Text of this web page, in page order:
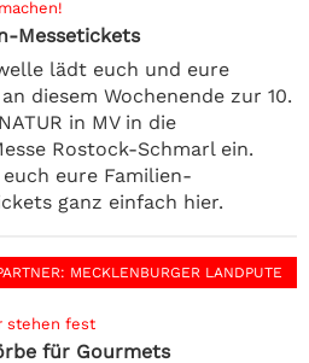
Messetickets
lädt euch und eure
diesem Wochenende zur 10.
in MV in die
Rostock-Schmarl ein.
eure Familien-
ganz einfach hier.
: MECKLENBURGER LANDPUTE
stehen fest
für Gourmets